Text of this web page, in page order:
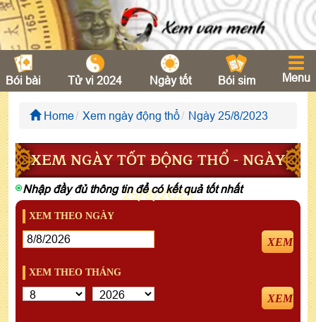
Bói bài Tử vi 2024 Ngày tốt Bói sim Menu
Home Xem ngày động thổ Ngày 25/8/2023
XEM NGÀY TỐT ĐỘNG THỔ - NGÀY
25/8/2023
Nhập đầy đủ thông tin để có kết quả tốt nhất
XEM THEO NGÀY
XEM
XEM THEO THÁNG
XEM